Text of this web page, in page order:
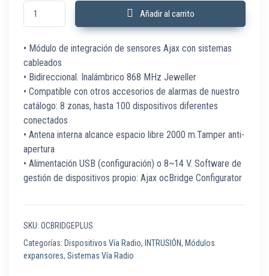
OCBRIDGEPLUS Módulo integración sensores con sistemas cableados
Añadir al carrito
• Módulo de integración de sensores Ajax con sistemas
cableados
• Bidireccional. Inalámbrico 868 MHz Jeweller
• Compatible con otros accesorios de alarmas de nuestro
catálogo: 8 zonas, hasta 100 dispositivos diferentes
conectados
• Antena interna alcance espacio libre 2000 m.Tamper anti-
apertura
• Alimentación USB (configuración) o 8~14 V. Software de
gestión de dispositivos propio: Ajax ocBridge Configurator
SKU: OCBRIDGEPLUS
Categorías: Dispositivos Vía Radio, INTRUSIÓN, Módulos
expansores, Sistemas Vía Radio